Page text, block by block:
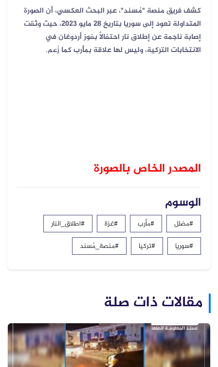
كشف فريق منصة "مُسند"، عبر البحث العكسي، أن الصورة
المتداولة تعود إلى سوريا بتاريخ 28 مايو 2023، حيث وثقت
إصابة ناجمة عن إطلاق نار احتفالاً بفوز أردوغان في
الانتخابات التركية، وليس لها علاقة بمأرب كما زُعم.
المصدر الخاص بالصورة
الوسوم
#مضلل #مأرب #غزة
#اطلاق_النار
#سوريا
#تركيا #منصة_مُسند
مقالات ذات صلة